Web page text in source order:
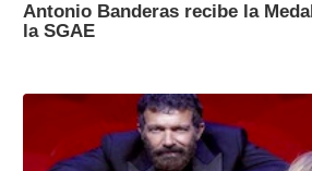
Antonio Banderas recibe la
la SGAE